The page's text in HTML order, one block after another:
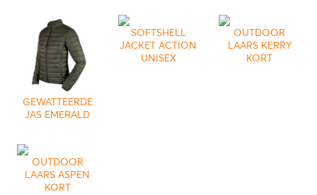
GEWATTEERDE
JAS EMERALD
SOFTSHELL
JACKET ACTION
UNISEX
OUTDOOR
LAARS KERRY
KORT
OUTDOOR
LAARS ASPEN
KORT